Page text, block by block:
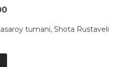
tumani, Shota Rustaveli